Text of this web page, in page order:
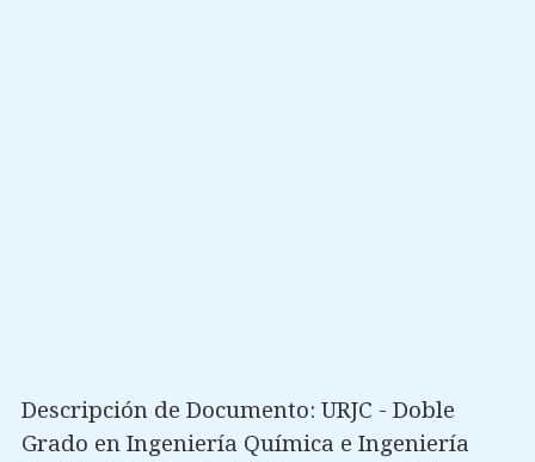
Descripción de Documento: URJC - Doble
Grado en Ingeniería Química e Ingeniería